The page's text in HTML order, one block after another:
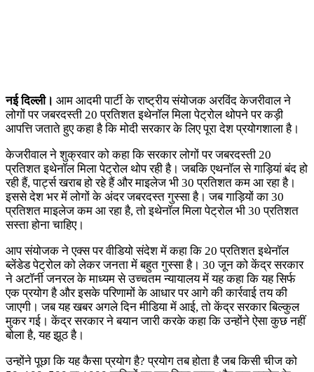
नई दिल्ली। आम आदमी पार्टी के राष्ट्रीय संयोजक अरविंद केजरीवाल ने
लोगों पर जबरदस्ती 20 प्रतिशत इथेनॉल मिला पेट्रोल थोपने पर कड़ी
आपत्ति जताते हुए कहा है कि मोदी सरकार के लिए पूरा देश प्रयोगशाला है।
केजरीवाल ने शुक्रवार को कहा कि सरकार लोगों पर जबरदस्ती 20
प्रतिशत इथेनॉल मिला पेट्रोल थोप रही है। जबकि एथनॉल से गाड़ियां बंद हो
रही हैं, पार्ट्स खराब हो रहे हैं और माइलेज भी 30 प्रतिशत कम आ रहा है।
इससे देश भर में लोगों के अंदर जबरदस्त गुस्सा है। जब गाड़ियों का 30
प्रतिशत माइलेज कम आ रहा है, तो इथेनॉल मिला पेट्रोल भी 30 प्रतिशत
सस्ता होना चाहिए।
आप संयोजक ने एक्स पर वीडियो संदेश में कहा कि 20 प्रतिशत इथेनॉल
ब्लेंडेड पेट्रोल को लेकर जनता में बहुत गुस्सा है। 30 जून को केंद्र सरकार
ने अटॉर्नी जनरल के माध्यम से उच्चतम न्यायालय में यह कहा कि यह सिर्फ
एक प्रयोग है और इसके परिणामों के आधार पर आगे की कार्रवाई तय की
जाएगी। जब यह खबर अगले दिन मीडिया में आई, तो केंद्र सरकार बिल्कुल
मुकर गई। केंद्र सरकार ने बयान जारी करके कहा कि उन्होंने ऐसा कुछ नहीं
बोला है, यह झूठ है।
उन्होंने पूछा कि यह कैसा प्रयोग है? प्रयोग तब होता है जब किसी चीज को